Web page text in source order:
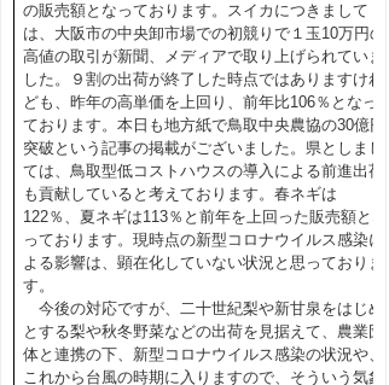
の販売額となっております。スイカにつきまして
は、大阪市の中央卸市場での初競りで１玉10万円の
高値の取引が新聞、メディアで取り上げられていま
した。９割の出荷が終了した時点ではありますけれ
ども、昨年の高単価を上回り、前年比106％となっ
ております。本日も地方紙で鳥取中央農協の30億円
突破という記事の掲載がございました。県としまし
ては、鳥取型低コストハウスの導入による前進出荷
も貢献していると考えております。春ネギは
122％、夏ネギは113％と前年を上回った販売額とな
っております。現時点の新型コロナウイルス感染に
よる影響は、顕在化していない状況と思っておりま
す。
今後の対応ですが、二十世紀梨や新甘泉をはじめ
とする梨や秋冬野菜などの出荷を見据えて、農業団
体と連携の下、新型コロナウイルス感染の状況や、
これから台風の時期に入りますので、そういう気象